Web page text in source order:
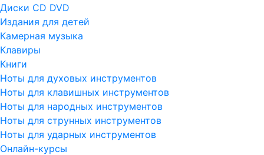
Диски CD DVD
Издания для детей
Камерная музыка
Клавиры
Книги
Ноты для духовых инструментов
Ноты для клавишных инструментов
Ноты для народных инструментов
Ноты для струнных инструментов
Ноты для ударных инструментов
Онлайн-курсы